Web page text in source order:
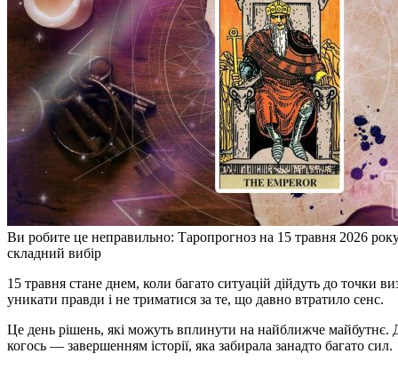
Ви робите це неправильно: Таропрогноз на 15 травня 2026
складний вибір
15 травня стане днем, коли багато ситуацій дійдуть до точки
уникати правди і не триматися за те, що давно втратило сенс.
Це день рішень, які можуть вплинути на найближче майбутнє.
когось — завершенням історії, яка забирала занадто багато сил.